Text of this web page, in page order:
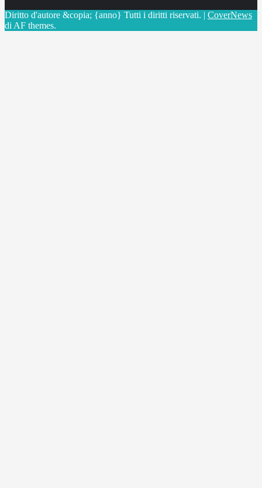
Diritto d'autore &copia; {anno} Tutti i diritti riservati. | CoverNews
di AF themes.